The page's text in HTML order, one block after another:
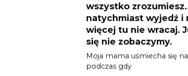
wszystko
natychmiast wyjedź i
więcej tu nie wracaj.
się nie zobaczymy.
Moja mama uśmiecha się
podczas gdy